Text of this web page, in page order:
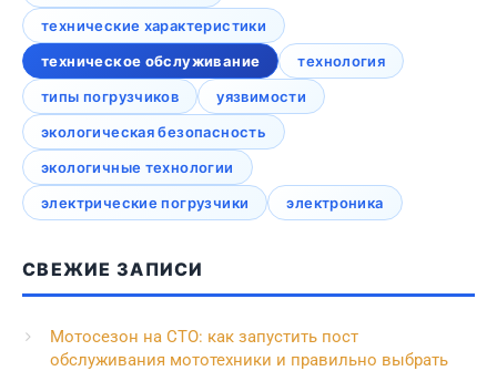
технические характеристики
техническое обслуживание
технология
типы погрузчиков
уязвимости
экологическая безопасность
экологичные технологии
электрические погрузчики
электроника
СВЕЖИЕ ЗАПИСИ
Мотосезон на СТО: как запустить пост
обслуживания мототехники и правильно выбрать